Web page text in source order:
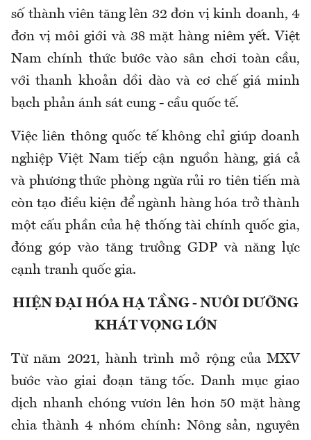
số thành viên tăng lên 32 đơn vị kinh doanh, 4
đơn vị môi giới và 38 mặt hàng niêm yết. Việt
Nam chính thức bước vào sân chơi toàn cầu,
với thanh khoản dồi dào và cơ chế giá minh
bạch phản ánh sát cung - cầu quốc tế.
Việc liên thông quốc tế không chỉ giúp doanh
nghiệp Việt Nam tiếp cận nguồn hàng, giá cả
và phương thức phòng ngừa rủi ro tiên tiến mà
còn tạo điều kiện để ngành hàng hóa trở thành
một cấu phần của hệ thống tài chính quốc gia,
đóng góp vào tăng trưởng GDP và năng lực
cạnh tranh quốc gia.
HIỆN ĐẠI HÓA HẠ TẦNG - NUÔI DƯỠNG
KHÁT VỌNG LỚN
Từ năm 2021, hành trình mở rộng của MXV
bước vào giai đoạn tăng tốc. Danh mục giao
dịch nhanh chóng vươn lên hơn 50 mặt hàng
chia thành 4 nhóm chính: Nông sản, nguyên